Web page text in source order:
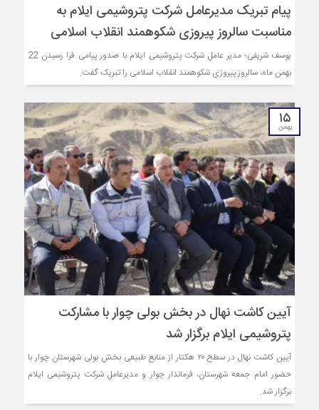
پیام تبریک مدیرعامل شرکت پتروشیمی ایلام به
مناسبت سالروز پیروزی شکوهمند انقلاب اسلامی
یوسف شریفی؛ مدیر عامل شرکت پتروشیمی ایلام با صدور پیامی فرا رسیدن 22
بهمن ماه، سالروز پیروزی شکوهمند انقلاب اسلامی را تبریک گفت.
۱۵
بهمن
آیین کاشت نهال در بخش بولی چوار با مشارکت
پتروشیمی ایلام برگزار شد
آیین کاشت نهال در سطح ۲۰ هکتار از منابع طبیعی بخش بولی شهرستان چوار با
حضور امام جمعه شهرستان، فرماندار چوار و مدیرعامل شرکت پتروشیمی ایلام
برگزار شد.